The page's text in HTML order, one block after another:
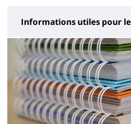
Informations utiles pour